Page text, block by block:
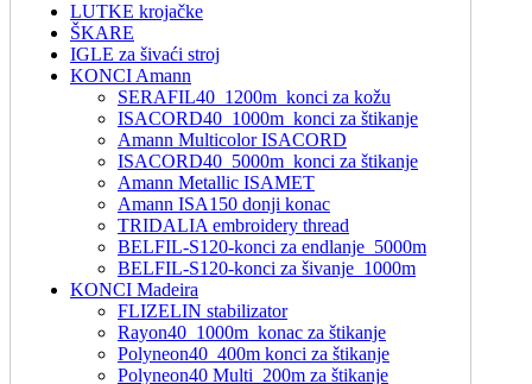
LUTKE krojačke
ŠKARE
IGLE za šivaći stroj
KONCI Amann
SERAFIL40_1200m_konci za kožu
ISACORD40_1000m_konci za štikanje
Amann Multicolor ISACORD
ISACORD40_5000m_konci za štikanje
Amann Metallic ISAMET
Amann ISA150 donji konac
TRIDALIA embroidery thread
BELFIL-S120-konci za endlanje_5000m
BELFIL-S120-konci za šivanje_1000m
KONCI Madeira
FLIZELIN stabilizator
Rayon40_1000m_konac za štikanje
Polyneon40_400m konci za štikanje
Polyneon40 Multi_200m za štikanje